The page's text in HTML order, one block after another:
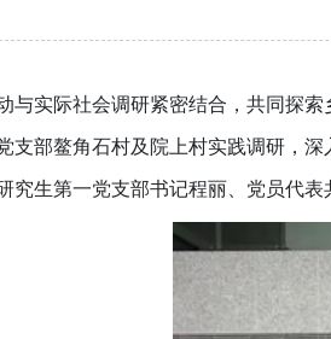
与实际社会调研紧密结合，共同探
支部鳌角石村及院上村实践调研，
究生第一党支部书记程丽、党员代表